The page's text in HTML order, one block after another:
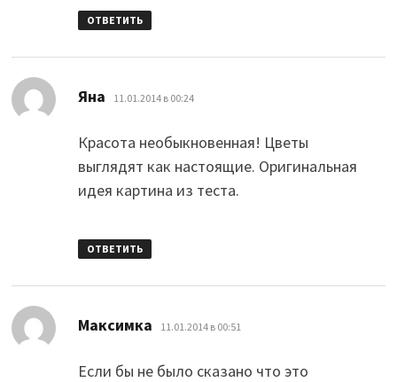
ОТВЕТИТЬ
Яна 11.01.2014 в 00:24
Красота необыкновенная! Цветы
выглядят как настоящие. Оригинальная
идея картина из теста.
ОТВЕТИТЬ
Максимка 11.01.2014 в 00:51
Если бы не было сказано что это